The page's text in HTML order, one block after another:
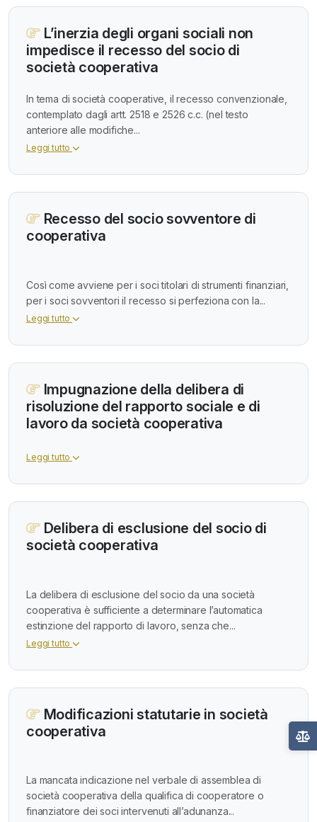
L’inerzia degli organi sociali non
impedisce il recesso del socio di
società cooperativa
In tema di società cooperative, il recesso convenzionale,
contemplato dagli artt. 2518 e 2526 c.c. (nel testo
anteriore alle modifiche...
Leggi tutto
Recesso del socio sovventore di
cooperativa
Così come avviene per i soci titolari di strumenti finanziari,
per i soci sovventori il recesso si perfeziona con la...
Leggi tutto
Impugnazione della delibera di
risoluzione del rapporto sociale e di
lavoro da società cooperativa
Leggi tutto
Delibera di esclusione del socio di
società cooperativa
La delibera di esclusione del socio da una società
cooperativa è sufficiente a determinare l’automatica
estinzione del rapporto di lavoro, senza che...
Leggi tutto
Modificazioni statutarie in società
cooperativa
La mancata indicazione nel verbale di assemblea di
società cooperativa della qualifica di cooperatore o
finanziatore dei soci intervenuti all’adunanza...